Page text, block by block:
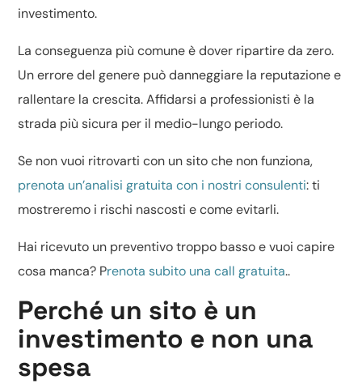
investimento.
La conseguenza più comune è dover ripartire da zero.
Un errore del genere può danneggiare la reputazione e
rallentare la crescita. Affidarsi a professionisti è la
strada più sicura per il medio-lungo periodo.
Se non vuoi ritrovarti con un sito che non funziona,
prenota un’analisi gratuita con i nostri consulenti: ti
mostreremo i rischi nascosti e come evitarli.
Hai ricevuto un preventivo troppo basso e vuoi capire
cosa manca? Prenota subito una call gratuita..
Perché un sito è un
investimento e non una
spesa